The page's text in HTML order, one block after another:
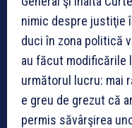
nimic despre justiţie
duci în zona politică
au făcut modificările
următorul lucru: mai
e greu de grezut că
permis săvârşirea